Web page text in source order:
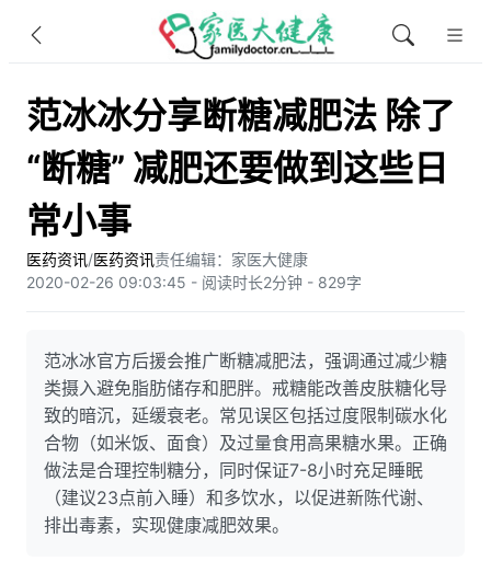
范冰冰分享断糖减肥法 除了
“断糖” 减肥还要做到这些日
常小事
医药资讯/医药资讯责任编辑：家医大健康
2020-02-26 09:03:45 - 阅读时长2分钟 - 829字
范冰冰官方后援会推广断糖减肥法，强调通过减少糖
类摄入避免脂肪储存和肥胖。戒糖能改善皮肤糖化导
致的暗沉，延缓衰老。常见误区包括过度限制碳水化
合物（如米饭、面食）及过量食用高果糖水果。正确
做法是合理控制糖分，同时保证7-8小时充足睡眠
（建议23点前入睡）和多饮水，以促进新陈代谢、
排出毒素，实现健康减肥效果。